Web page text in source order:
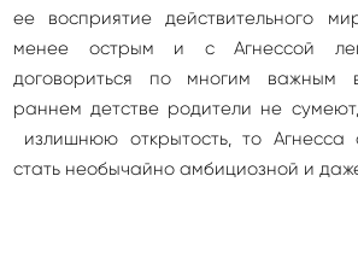
ее восприятие действительного
менее острым и с Агнессой
договориться по многим важным
раннем детстве родители не
излишнюю открытость, то Агнесса
стать необычайно амбициозной и